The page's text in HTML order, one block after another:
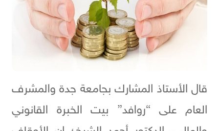
قال الأستاذ المشارك بجامعة جدة والمشرف
العام على “روافد” بيت الخبرة القانوني